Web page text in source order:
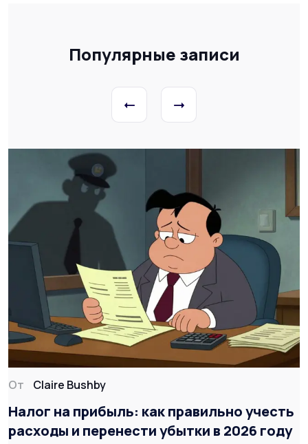
Популярные записи
От Claire Bushby
Налог на прибыль: как правильно учесть
расходы и перенести убытки в 2026 году